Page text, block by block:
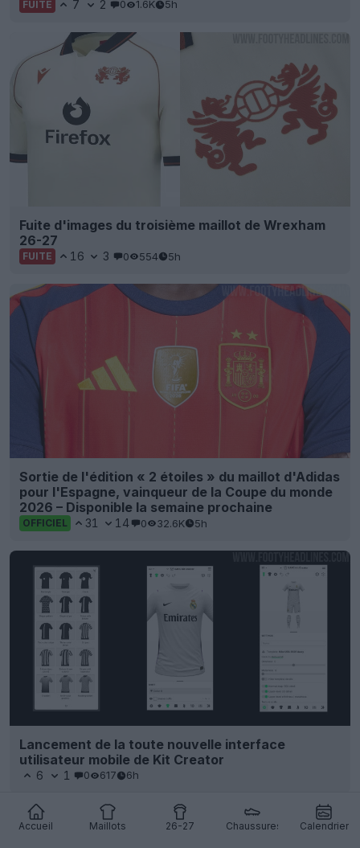
Accueil Maillots 26-27 Chaussures Calendrier
FUITE 7 2 0 1.6K 5h
Fuite d'images du troisième maillot de Wrexham
26-27
FUITE 16 3 0 554 5h
Sortie de l'édition « 2 étoiles » du maillot d'Adidas
pour l'Espagne, vainqueur de la Coupe du monde
2026 – Disponible la semaine prochaine
OFFICIEL 31 14 0 32.6K 5h
Lancement de la toute nouvelle interface
utilisateur mobile de Kit Creator
6 1 0 617 6h